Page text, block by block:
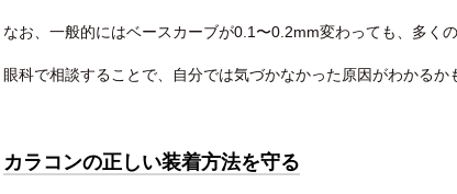
なお、一般的にはベースカーブが0.1〜0.2mm変わっても、多く
眼科で相談することで、自分では気づかなかった原因がわかるか
カラコンの正しい装着方法を守る